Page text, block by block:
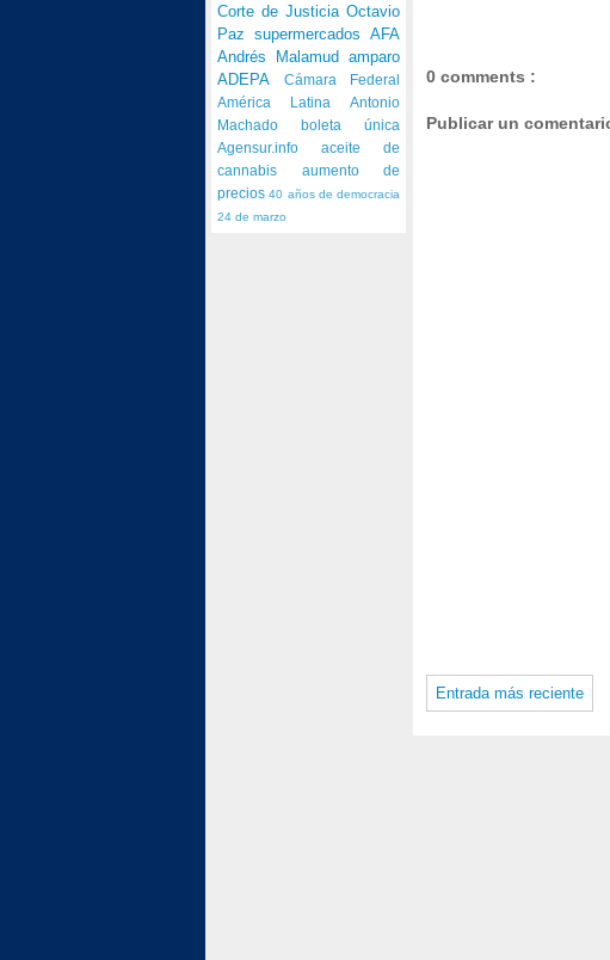
0 comments :
Publicar un
Entrada más reciente
Corte de Justicia Octavio
Paz supermercados AFA
Andrés Malamud amparo
ADEPA
Cámara Federal
América Latina Antonio
Machado boleta única
Agensur.info aceite de
cannabis aumento de
precios40 años de democracia
24 de marzo